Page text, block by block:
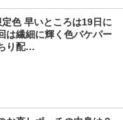
色 早いところは19日に
は繊細に輝く色バケパー
り配…